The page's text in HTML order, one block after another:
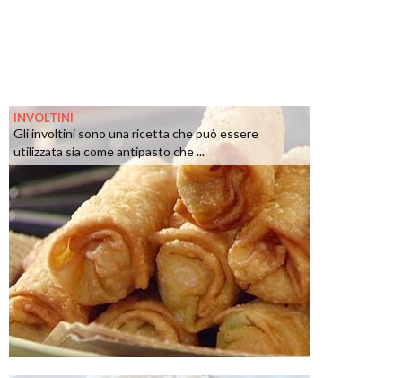
INVOLTINI
Gli involtini sono una ricetta che può essere
utilizzata sia come antipasto che ...